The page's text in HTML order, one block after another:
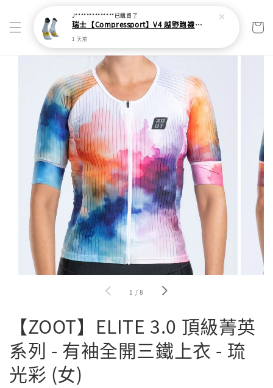
1 /8
【ZOOT】ELITE 3.0 頂級菁英
系列 - 有袖全開三鐵上衣 - 琉
光彩 (女)
J**************已購買了
瑞士【Compressport】V4 越野跑襪(2024新色)
1 天前